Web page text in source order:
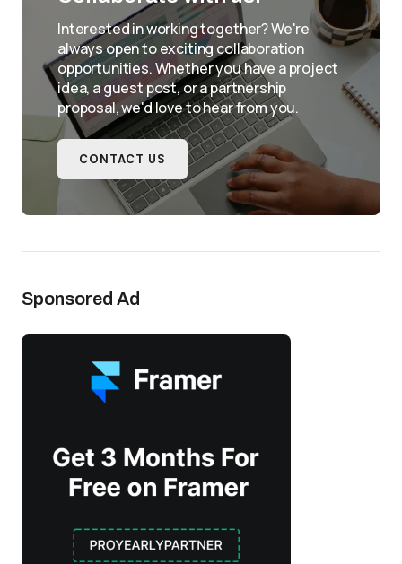
Interested in working together? We're
always open to exciting collaboration
opportunities. Whether you have a project
idea, a guest post, or a partnership
proposal, we'd love to hear from you.
CONTACT US
Sponsored Ad